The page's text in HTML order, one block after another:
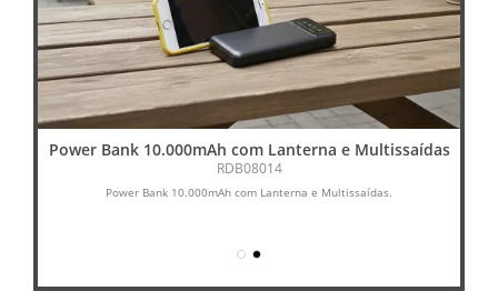
Power Bank 10.000mAh com Lanterna e Multissaídas
RDB08014
Power Bank 10.000mAh com Lanterna e Multissaídas.